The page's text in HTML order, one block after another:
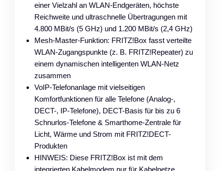
einer Vielzahl an WLAN-Endgeräten, höchste
Reichweite und ultraschnelle Übertragungen mit
4.800 MBit/s (5 GHz) und 1.200 MBit/s (2,4 GHz)
Mesh-Master-Funktion: FRITZ!Box fasst verteilte
WLAN-Zugangspunkte (z. B. FRITZ!Repeater) zu
einem dynamischen intelligenten WLAN-Netz
zusammen
VoIP-Telefonanlage mit vielseitigen
Komfortfunktionen für alle Telefone (Analog-,
DECT-, IP-Telefone), DECT-Basis für bis zu 6
Schnurlos-Telefone & Smarthome-Zentrale für
Licht, Wärme und Strom mit FRITZ!DECT-
Produkten
HINWEIS: Diese FRITZ!Box ist mit dem
integrierten Kabelmodem nur für Kabelnetze